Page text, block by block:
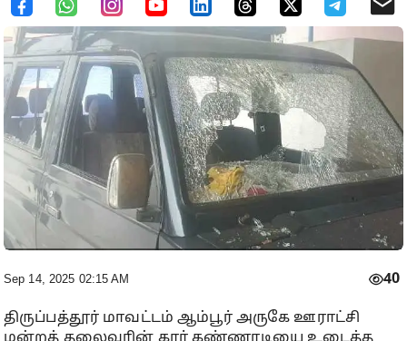
Sep 14, 2025 02:15 AM 40
திருப்பத்தூர் மாவட்டம் ஆம்பூர் அருகே ஊராட்சி